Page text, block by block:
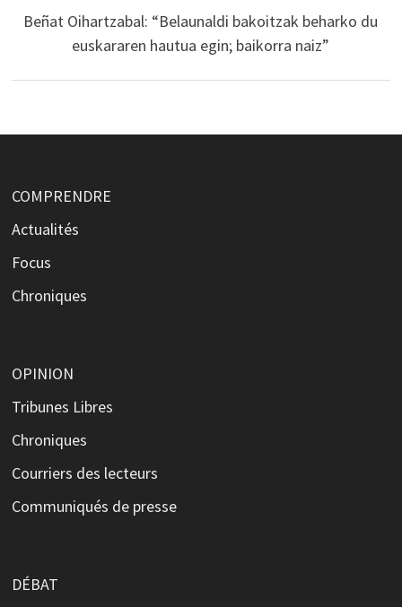
Beñat Oihartzabal: “Belaunaldi bakoitzak beharko du
euskararen hautua egin; baikorra naiz”
COMPRENDRE
Actualités
Focus
Chroniques
OPINION
Tribunes Libres
Chroniques
Courriers des lecteurs
Communiqués de presse
DÉBAT